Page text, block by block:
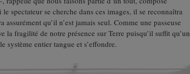
spectateur se cherche dans ces images, il se reconnaîtra
qu’il n’est jamais seul. Comme une passeuse
la fragilité de notre présence sur Terre puisqu’il suffit qu’un
système entier tangue et s’effondre.